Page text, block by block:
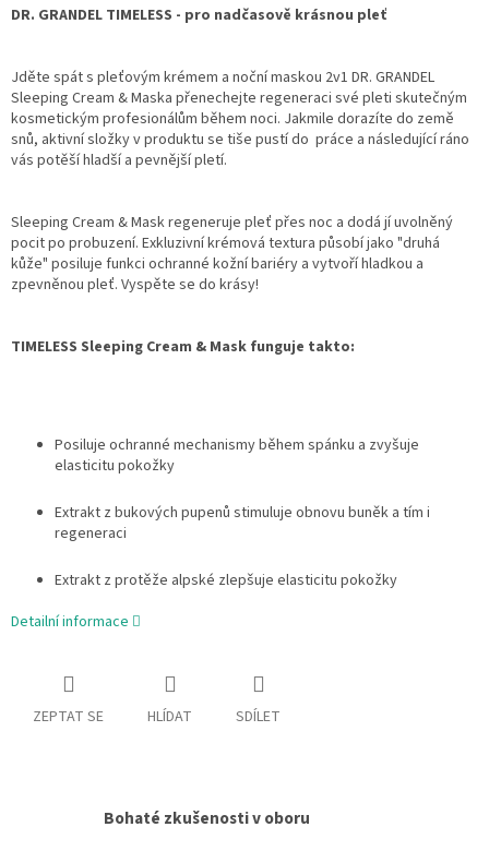
DR. GRANDEL TIMELESS - pro nadčasově krásnou pleť
Jděte spát s pleťovým krémem a noční maskou 2v1 DR. GRANDEL
Sleeping Cream & Maska přenechejte regeneraci své pleti skutečným
kosmetickým profesionálům během noci. Jakmile dorazíte do země
snů, aktivní složky v produktu se tiše pustí do práce a následující ráno
vás potěší hladší a pevnější pletí.
Sleeping Cream & Mask regeneruje pleť přes noc a dodá jí uvolněný
pocit po probuzení. Exkluzivní krémová textura působí jako "druhá
kůže" posiluje funkci ochranné kožní bariéry a vytvoří hladkou a
zpevněnou pleť. Vyspěte se do krásy!
TIMELESS Sleeping Cream & Mask funguje takto:
Posiluje ochranné mechanismy během spánku a zvyšuje
elasticitu pokožky
Extrakt z bukových pupenů stimuluje obnovu buněk a tím i
regeneraci
Extrakt z protěže alpské zlepšuje elasticitu pokožky
Detailní informace
ZEPTAT SE HLÍDAT SDÍLET
Bohaté zkušenosti v oboru